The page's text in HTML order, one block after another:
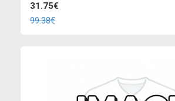
31.75€
99.38€